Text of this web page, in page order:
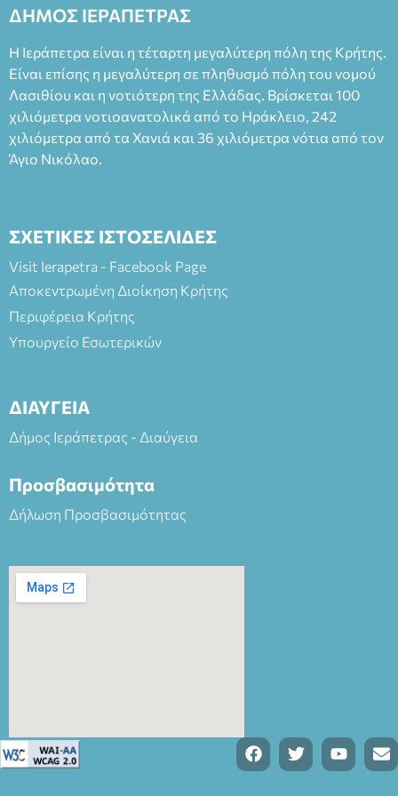
Φεδερίκο. Σκηνοθεσία: Βαγγέλης Θεοδωρόπουλος Είσοδος: :
άνω των 65 Προπώληση: Βιβλιοπωλείο Πάπυρος (Πλατεία
Πλαστήρα), E&G Mini market (Δημοκρατίας 39 Ιεράπετρα)
και στο more.com Χώρος: 3ο Γυμνάσιο Ιεράπετρας
(Είσοδος ΕΠΑ.Λ.) Έναρξη 21:15 Οργάνωση: ΚΝΩΣΟΣ
ΘΕΑΤΡΙΚΕΣ ΠΑΡΑΓΩΓΕΣ ΕΕ
ΔΗΜΟΣ ΙΕΡΑΠΕΤΡΑΣ
Η Ιεράπετρα είναι η τέταρτη μεγαλύτερη πόλη της Κρήτης.
Είναι επίσης η μεγαλύτερη σε πληθυσμό πόλη του νομού
Λασιθίου και η νοτιότερη της Ελλάδας. Βρίσκεται 100
χιλιόμετρα νοτιοανατολικά από το Ηράκλειο, 242
χιλιόμετρα από τα Χανιά και 36 χιλιόμετρα νότια από τον
Άγιο Νικόλαο.
ΣΧΕΤΙΚΕΣ ΙΣΤΟΣΕΛΙΔΕΣ
Visit Ierapetra - Facebook Page
Αποκεντρωμένη Διοίκηση Κρήτης
Περιφέρεια Κρήτης
Υπουργείο Εσωτερικών
ΔΙΑΥΓΕΙΑ
Δήμος Ιεράπετρας - Διαύγεια
Προσβασιμότητα
Δήλωση Προσβασιμότητας